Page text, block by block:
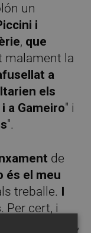
un
i
, que
malament la
a
els
a Gameiro" i
".
de
és el meu
treballe. I
. Per cert, i
setmana,